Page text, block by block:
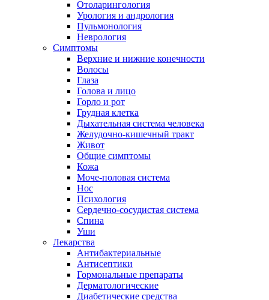
Отоларингология
Урология и андрология
Пульмонология
Неврология
Симптомы
Верхние и нижние конечности
Волосы
Глаза
Голова и лицо
Горло и рот
Грудная клетка
Дыхательная система человека
Желудочно-кишечный тракт
Живот
Общие симптомы
Кожа
Моче-половая система
Нос
Психология
Сердечно-сосудистая система
Спина
Уши
Лекарства
Антибактериальные
Антисептики
Гормональные препараты
Дерматологические
Диабетические средства